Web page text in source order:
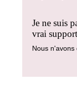
Je ne suis
vrai
Nous